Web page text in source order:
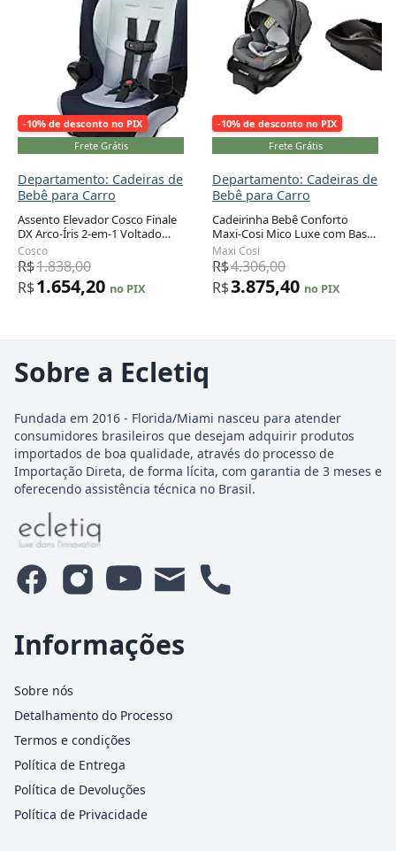
-10% de desconto no PIX
Frete Grátis
Departamento: Cadeiras de
Bebê para Carro
Assento Elevador Cosco Finale
DX Arco-Íris 2-em-1 Voltado
para Painel 18 a 45 kg
Cosco
R$1.838,00
R$1.654,20 no PIX
-10% de desconto no PIX
Frete Grátis
Departamento: Cadeiras de
Bebê para Carro
Cadeirinha Bebê Conforto
Maxi-Cosi Mico Luxe com Base
Bege Voltada para Trás 1,8 a
13,6 kg
Maxi Cosi
R$4.306,00
R$3.875,40 no PIX
Sobre a Ecletiq
Fundada em 2016 - Florida/Miami nasceu para atender
consumidores brasileiros que desejam adquirir produtos
importados de boa qualidade, através do processo de
Importação Direta, de forma lícita, com garantia de 3 meses e
oferecendo assistência técnica no Brasil.
Informações
Sobre nós
Detalhamento do Processo
Termos e condições
Política de Entrega
Política de Devoluções
Política de Privacidade